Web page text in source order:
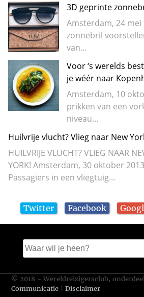
3D geprinte
Amsterdam, 24 mei
zonnebril
van…
Voor ‘s werelds
je wéér naar
Amsterdam, 10
prikken van een
niveau…
Huilvrije vlucht? Vlieg naar New
HUILVRIJE VLUCHT? VLIEG NAAR
YORK! Amsterdam, 30 oktober
Passagiers in een vliegtuig…
Twitter Facebook
© 2018 - Wereldreizigersclub,
Communicatie |Disclaimer